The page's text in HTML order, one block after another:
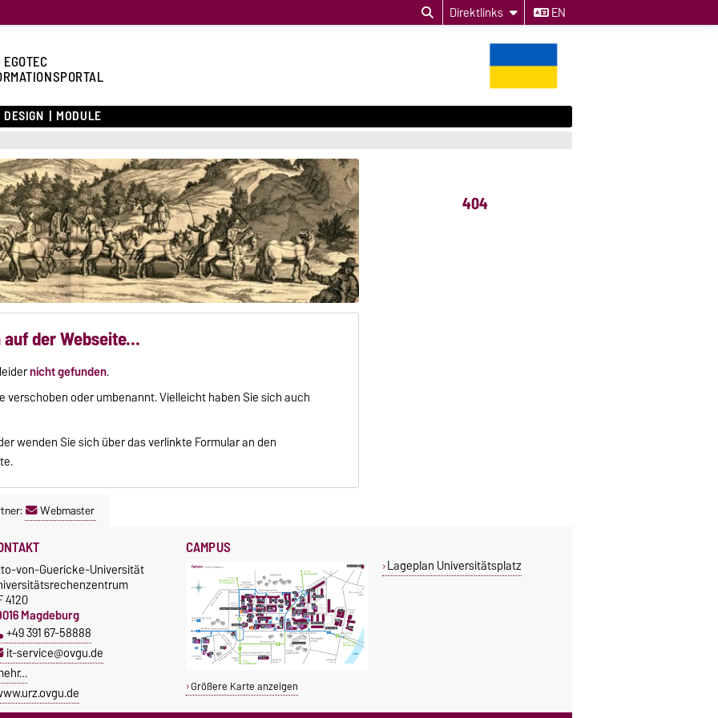
Direktlinks EN
DESIGN MODULE
der Webseite...
nicht gefunden.
verschoben oder umbenannt. Vielleicht haben Sie sich auch
wenden Sie sich über das verlinkte Formular an den
404
Webmaster
von-Guericke-Universität
4120
Magdeburg
+49 391 67-58888
it-service@ovgu.de
CAMPUS
Größere Karte anzeigen
Lageplan Universitätsplatz